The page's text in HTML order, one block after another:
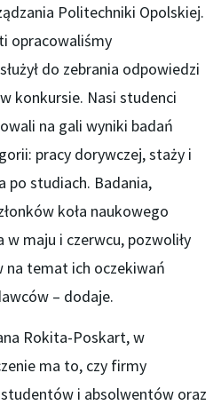
Politechniki Opolskiej.
opracowaliśmy
do zebrania odpowiedzi
konkursie. Nasi studenci
na gali wyniki badań
pracy dorywczej, staży i
po studiach. Badania,
koła naukowego
maju i czerwcu, pozwoliły
na temat ich oczekiwań
– dodaje.
Rokita-Poskart, w
ma to, czy firmy
i absolwentów oraz